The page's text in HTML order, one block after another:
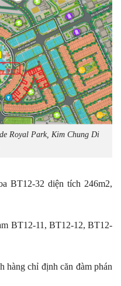
Royal Park, Kim Chung Di
BT12-32 diện tích 246m2,
BT12-11, BT12-12, BT12-
hàng chỉ định căn đàm phán